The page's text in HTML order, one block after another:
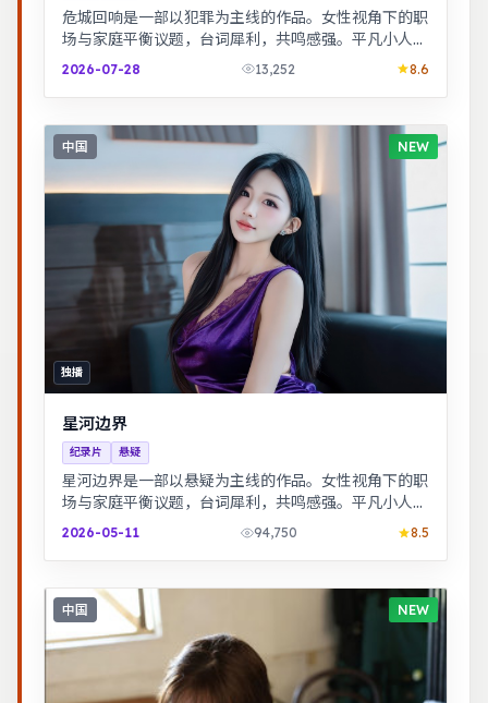
危城回响是一部以犯罪为主线的作品。女性视角下的职
场与家庭平衡议题，台词犀利，共鸣感强。平凡小人物
在时代浪潮里做出艰难抉择，最终与自我和解。
2026-07-28 13,252 8.6
中国 NEW
独播
星河边界
纪录片 悬疑
星河边界是一部以悬疑为主线的作品。女性视角下的职
场与家庭平衡议题，台词犀利，共鸣感强。平凡小人物
在时代浪潮里做出艰难抉择，最终与自我和解。
2026-05-11 94,750 8.5
中国 NEW